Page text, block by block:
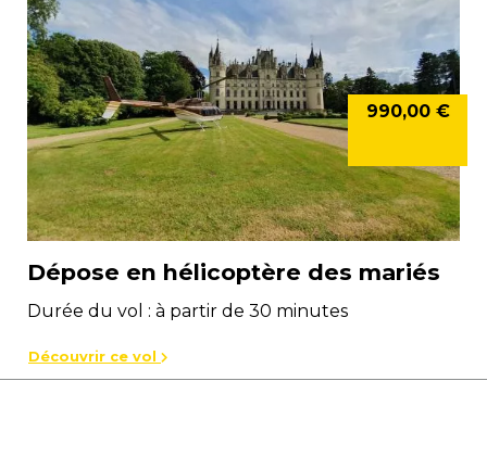
Dépose en hélicoptère des mariés
Durée du vol : à partir de 30 minutes
990,00 €
Découvrir ce vol